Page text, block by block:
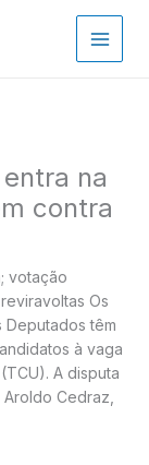
na
contra
votação
Os
Deputados têm
à vaga
A disputa
Cedraz,